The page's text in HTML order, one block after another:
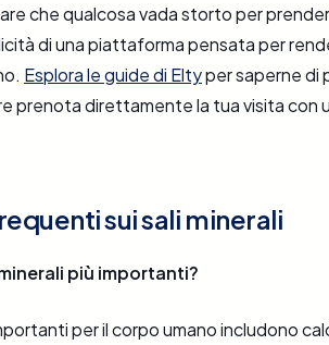
che qualcosa vada storto per
di una piattaforma pensata per
Esplora le guide di Eltyper saperne di
prenota direttamente la tua visita con
sui sali minerali
più importanti?
per il corpo umano includono